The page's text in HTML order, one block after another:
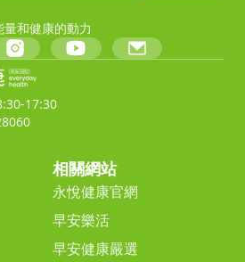
和健康的動力
17:30
相關網站
永悅健康官網
早安樂活
早安健康嚴選